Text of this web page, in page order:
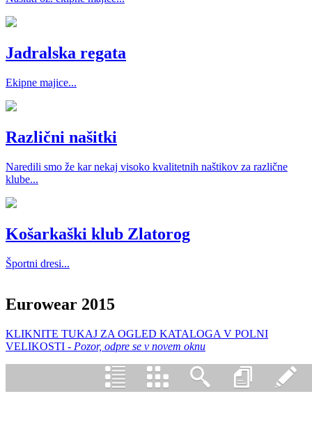
Jadralska regata
Ekipne majice...
Različni našitki
Naredili smo že kar nekaj visoko kvalitetnih naštikov za različne
klube...
Košarkaški klub Zlatorog
Športni dresi...
Eurowear 2015
KLIKNITE TUKAJ ZA OGLED KATALOGA V POLNI
VELIKOSTI - Pozor, odpre se v novem oknu